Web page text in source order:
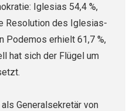
Iglesias 54,4 %,
Resolution des Iglesias-
Podemos erhielt 61,7 %,
hat sich der Flügel um
Generalsekretär von